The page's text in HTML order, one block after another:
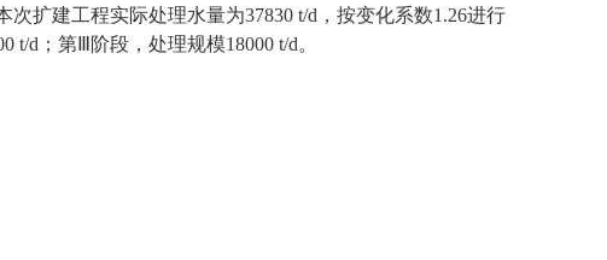
次扩建工程实际处理水量为37830 t/d ，按变化系数1.26进行
t/d ；第Ⅲ阶段，处理规模18000 t/d。